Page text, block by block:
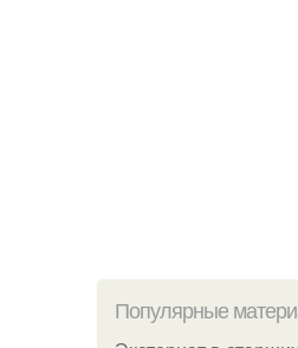
Популярные